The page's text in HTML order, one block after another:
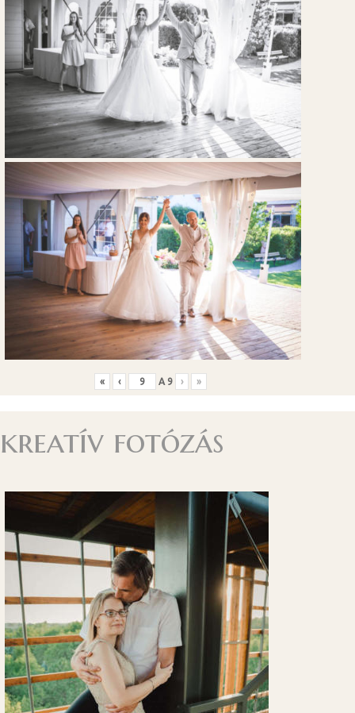
« ‹ A 9 › »
kreatív fotózás